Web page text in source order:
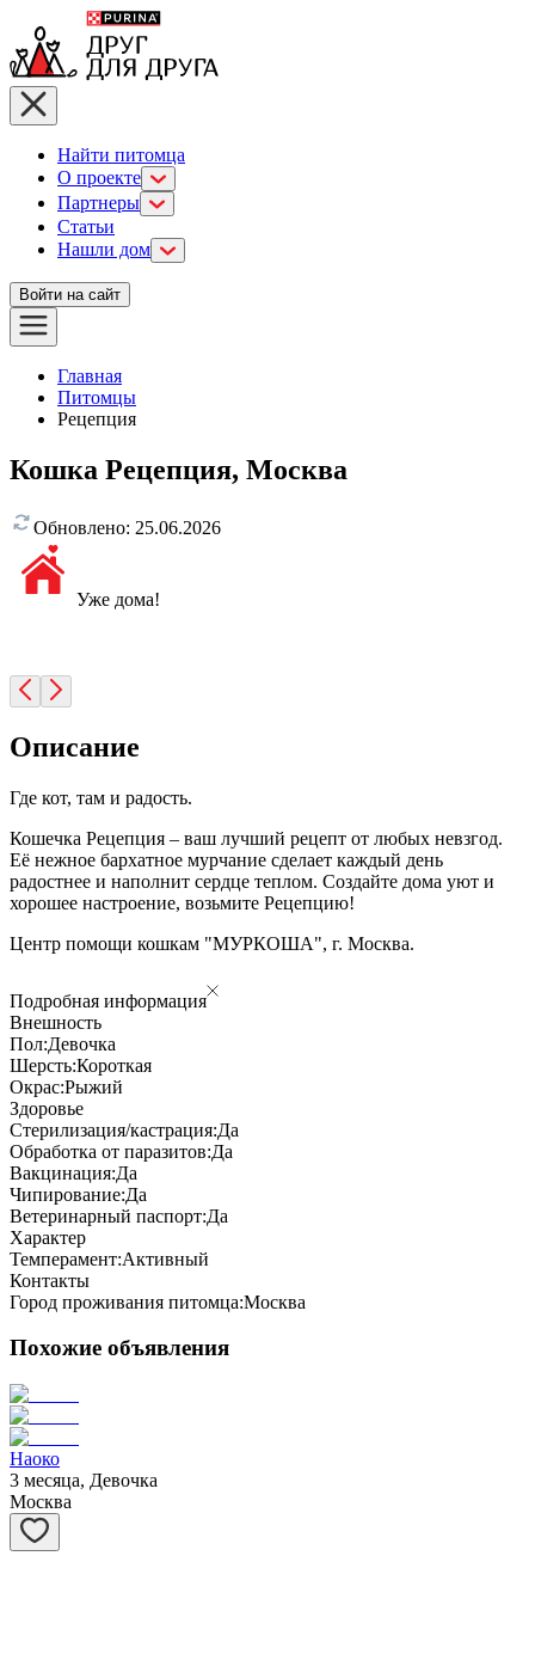
Найти питомца
О проекте
Партнеры
Статьи
Нашли дом
Войти на сайт
Главная
Питомцы
Рецепция
Кошка Рецепция, Москва
Обновлено: 25.06.2026
Уже дома!
Описание
Где кот, там и радость.
Кошечка Рецепция – ваш лучший рецепт от любых невзгод.
Её нежное бархатное мурчание сделает каждый день
радостнее и наполнит сердце теплом. Создайте дома уют и
хорошее настроение, возьмите Рецепцию!
Центр помощи кошкам "МУРКОША", г. Москва.
Подробная информация
Внешность
Пол:Девочка
Шерсть:Короткая
Окрас:Рыжий
Здоровье
Стерилизация/кастрация:Да
Обработка от паразитов:Да
Вакцинация:Да
Чипирование:Да
Ветеринарный паспорт:Да
Характер
Темперамент:Активный
Контакты
Город проживания питомца:Москва
Похожие объявления
Наоко
3 месяца, Девочка
Москва